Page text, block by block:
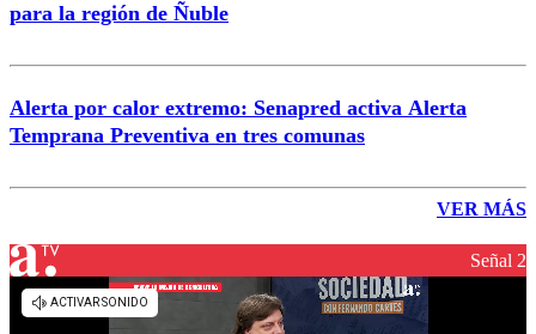
para la región de Ñuble
Alerta por calor extremo: Senapred activa Alerta
Temprana Preventiva en tres comunas
VER MÁS
Señal 2